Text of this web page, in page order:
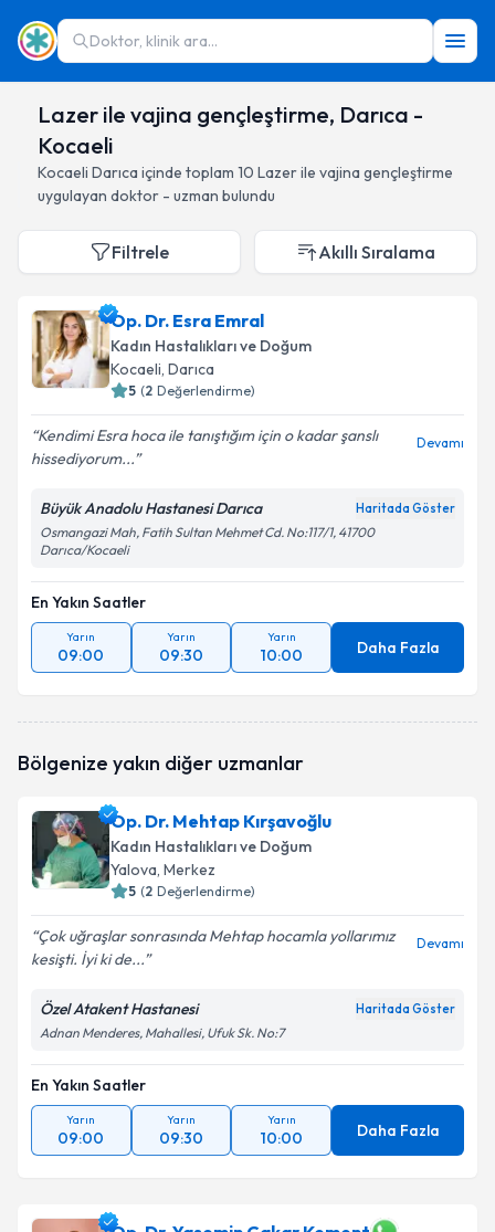
Doktor, klinik ara...
Lazer ile vajina gençleştirme, Darıca -
Kocaeli
Kocaeli Darıca içinde toplam 10 Lazer ile vajina gençleştirme
uygulayan doktor - uzman bulundu
Filtrele Akıllı Sıralama
Op. Dr. Esra Emral
Kadın Hastalıkları ve Doğum
Kocaeli, Darıca
5 (2 Değerlendirme)
Kendimi Esra hoca ile tanıştığım için o kadar şanslı
hissediyorum...
Devamı
Büyük Anadolu Hastanesi Darıca Haritada Göster
Osmangazi Mah, Fatih Sultan Mehmet Cd. No:117/1, 41700
Darıca/Kocaeli
En Yakın Saatler
Yarın
09:00
Yarın
09:30
Yarın
10:00 Daha Fazla
Bölgenize yakın diğer uzmanlar
Op. Dr. Mehtap Kırşavoğlu
Kadın Hastalıkları ve Doğum
Yalova, Merkez
5 (2 Değerlendirme)
Çok uğraşlar sonrasında Mehtap hocamla yollarımız
kesişti. İyi ki de...
Devamı
Özel Atakent Hastanesi Haritada Göster
Adnan Menderes, Mahallesi, Ufuk Sk. No:7
En Yakın Saatler
Yarın
09:00
Yarın
09:30
Yarın
10:00 Daha Fazla